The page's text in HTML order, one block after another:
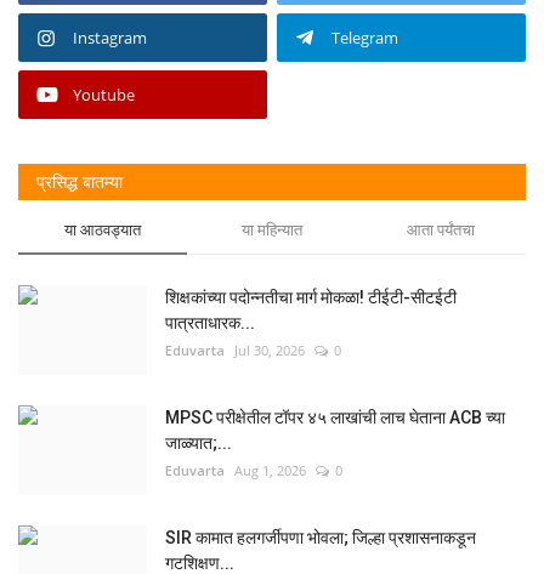
Instagram Telegram
Youtube
प्रसिद्ध बातम्या
या आठवड्यात या महिन्यात आता पर्यंतचा
शिक्षकांच्या पदोन्नतीचा मार्ग मोकळा! टीईटी-सीटईटी
पात्रताधारक...
Eduvarta Jul 30, 2026 0
MPSC परीक्षेतील टॉपर ४५ लाखांची लाच घेताना ACB च्या
जाळ्यात;...
Eduvarta Aug 1, 2026 0
SIR कामात हलगर्जीपणा भोवला; जिल्हा प्रशासनाकडून
गटशिक्षण...